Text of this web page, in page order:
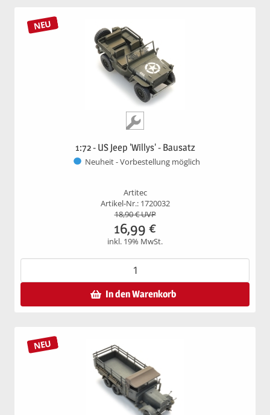
NEU
1:72 - US Jeep 'Willys' - Bausatz
Neuheit - Vorbestellung möglich
Artitec
Artikel-Nr.: 1720032
18,90€ UVP
16,99 €
inkl. 19% MwSt.
In den Warenkorb
NEU